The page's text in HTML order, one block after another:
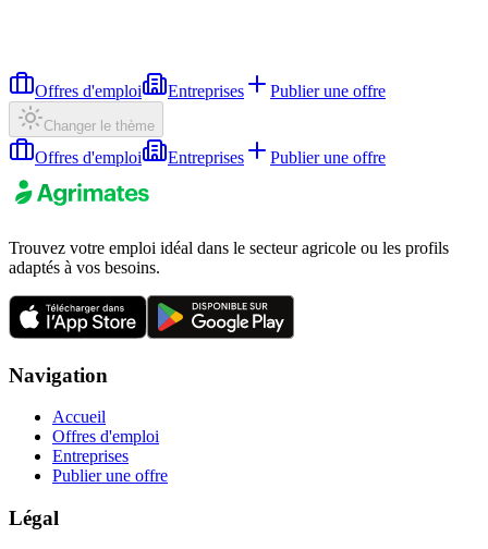
Offres d'emploi Entreprises Publier une offre
Changer le thème
Offres d'emploi Entreprises Publier une offre
Trouvez votre emploi idéal dans le secteur agricole ou les profils
adaptés à vos besoins.
Navigation
Accueil
Offres d'emploi
Entreprises
Publier une offre
Légal